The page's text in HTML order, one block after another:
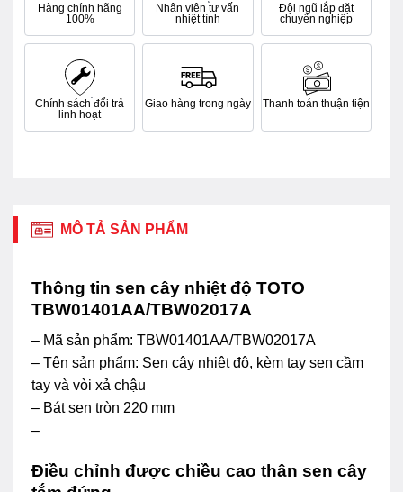
Hàng chính hãng
100%
Nhân viên tư vấn
nhiệt tình
Đội ngũ lắp đặt
chuyên nghiệp
Chính sách đổi trả
linh hoạt
Giao hàng trong ngày Thanh toán thuận tiện
MÔ TẢ SẢN PHẨM
Thông tin sen cây nhiệt độ TOTO
TBW01401AA/TBW02017A
– Mã sản phẩm: TBW01401AA/TBW02017A
– Tên sản phẩm: Sen cây nhiệt độ, kèm tay sen cầm
tay và vòi xả chậu
– Bát sen tròn 220 mm
–
Điều chỉnh được chiều cao thân sen cây